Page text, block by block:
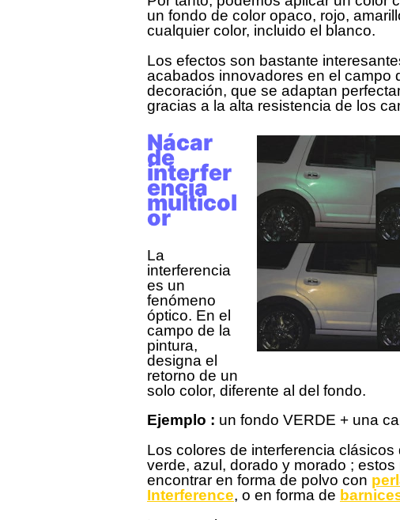
un fondo de color opaco, rojo,
cualquier color, incluido el blanco.
Los efectos son bastante
acabados innovadores en el campo
decoración, que se adaptan
gracias a la alta resistencia de los
Nácar
de
interfer
encia
multicol
or
La
interferencia
es un
fenómeno
óptico. En el
campo de la
pintura,
designa el
retorno de un
solo color, diferente al del fondo.
Ejemplo : un fondo VERDE + una
Los colores de interferencia
verde, azul, dorado y morado ;
encontrar en forma de polvo con
Interference, o en forma de